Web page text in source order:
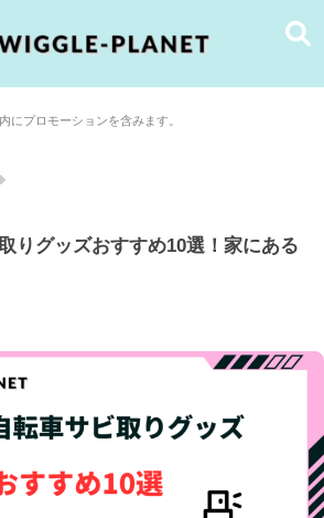
にプロモーションを含みます。
りグッズおすすめ10選！家にある